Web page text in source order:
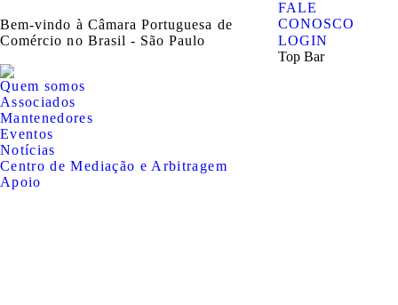
Bem-vindo à Câmara Portuguesa de
Comércio no Brasil - São Paulo
FALE
CONOSCO
LOGIN
Top Bar
Quem somos
Associados
Mantenedores
Eventos
Notícias
Centro de Mediação e Arbitragem
Apoio